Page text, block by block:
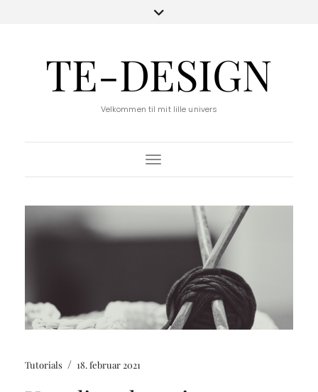
TE-DESIGN
Velkommen til mit lille univers
Toggle Navigation
Tutorials / 18. februar 2021